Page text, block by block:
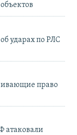
ударах по РЛС
право
атаковали